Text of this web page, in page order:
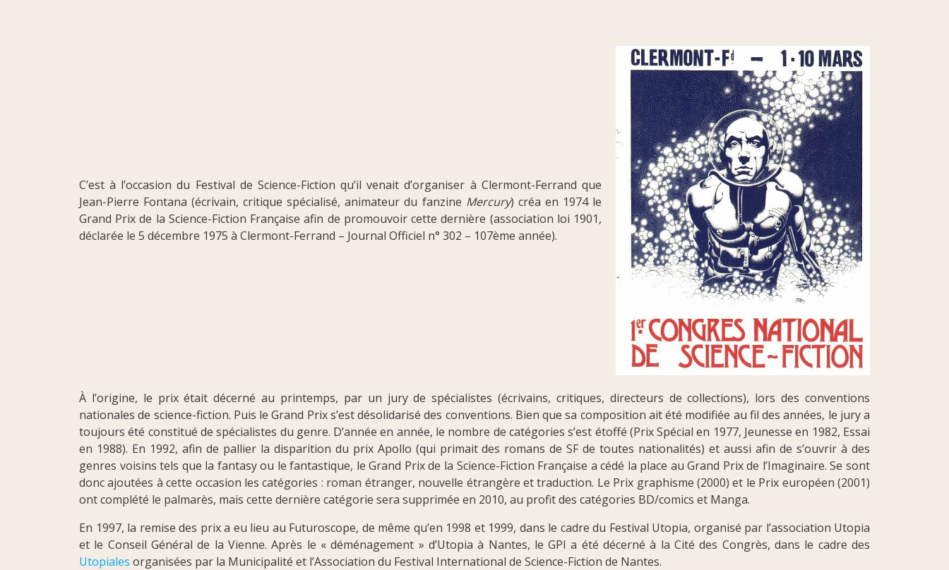
C’est à l’occasion du Festival de Science-Fiction qu’il venait d’organiser à Clermont-Ferrand que
Jean-Pierre Fontana (écrivain, critique spécialisé, animateur du fanzine Mercury) créa en 1974 le
Grand Prix de la Science-Fiction Française afin de promouvoir cette dernière (association loi 1901,
déclarée le 5 décembre 1975 à Clermont-Ferrand – Journal Officiel n° 302 – 107ème année).
À l’origine, le prix était décerné au printemps, par un jury de spécialistes (écrivains, critiques, directeurs de collections), lors des conventions
nationales de science-fiction. Puis le Grand Prix s’est désolidarisé des conventions. Bien que sa composition ait été modifiée au fil des années, le jury a
toujours été constitué de spécialistes du genre. D’année en année, le nombre de catégories s’est étoffé (Prix Spécial en 1977, Jeunesse en 1982, Essai
en 1988). En 1992, afin de pallier la disparition du prix Apollo (qui primait des romans de SF de toutes nationalités) et aussi afin de s’ouvrir à des
genres voisins tels que la fantasy ou le fantastique, le Grand Prix de la Science-Fiction Française a cédé la place au Grand Prix de l’Imaginaire. Se sont
donc ajoutées à cette occasion les catégories : roman étranger, nouvelle étrangère et traduction. Le Prix graphisme (2000) et le Prix européen (2001)
ont complété le palmarès, mais cette dernière catégorie sera supprimée en 2010, au profit des catégories BD/comics et Manga.
En 1997, la remise des prix a eu lieu au Futuroscope, de même qu’en 1998 et 1999, dans le cadre du Festival Utopia, organisé par l’association Utopia
et le Conseil Général de la Vienne. Après le « déménagement » d’Utopia à Nantes, le GPI a été décerné à la Cité des Congrès, dans le cadre des
Utopiales organisées par la Municipalité et l’Association du Festival International de Science-Fiction de Nantes.